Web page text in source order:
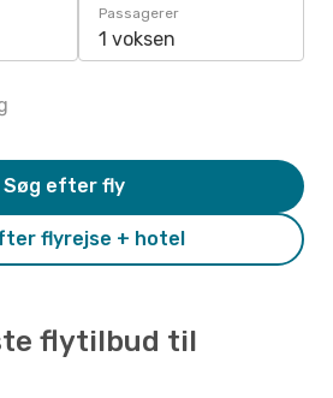
Passagerer
1 voksen
flyrejse + hotel
Søg efter fly
flytilbud til